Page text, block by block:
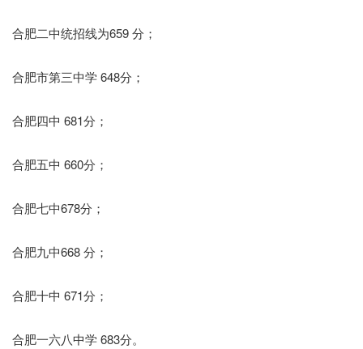
合肥二中统招线为659 分；
合肥市第三中学 648分；
合肥四中 681分；
合肥五中 660分；
合肥七中678分；
合肥九中668 分；
合肥十中 671分；
合肥一六八中学 683分。